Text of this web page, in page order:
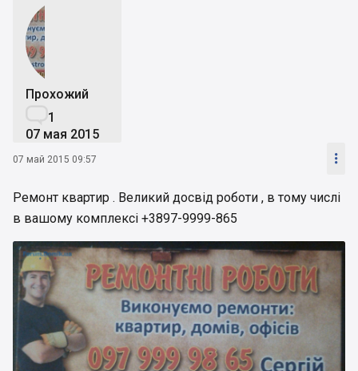
Прохожий
1
07 мая 2015
07 май 2015 09:57 
Ремонт квартир . Великий досвід роботи , в тому числі
в вашому комплексі +3897-9999-865